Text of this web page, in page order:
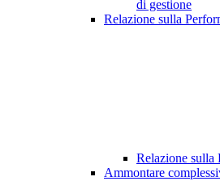
di gestione
Relazione sulla
Relazione sulla
Ammontare